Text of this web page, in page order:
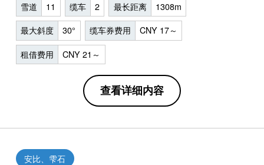
雪道 11 缆车 2 最长距离 1308m
最大斜度 30° 缆车券费用 CNY 17～
租借费用 CNY 21～
查看详细内容
安比、雫石